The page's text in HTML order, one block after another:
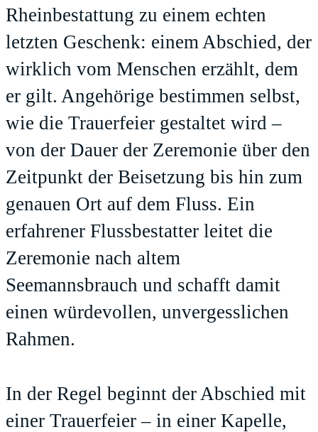
Rheinbestattung zu einem echten
letzten Geschenk: einem Abschied, der
wirklich vom Menschen erzählt, dem
er gilt. Angehörige bestimmen selbst,
wie die Trauerfeier gestaltet wird –
von der Dauer der Zeremonie über den
Zeitpunkt der Beisetzung bis hin zum
genauen Ort auf dem Fluss. Ein
erfahrener Flussbestatter leitet die
Zeremonie nach altem
Seemannsbrauch und schafft damit
einen würdevollen, unvergesslichen
Rahmen.
In der Regel beginnt der Abschied mit
einer Trauerfeier – in einer Kapelle,